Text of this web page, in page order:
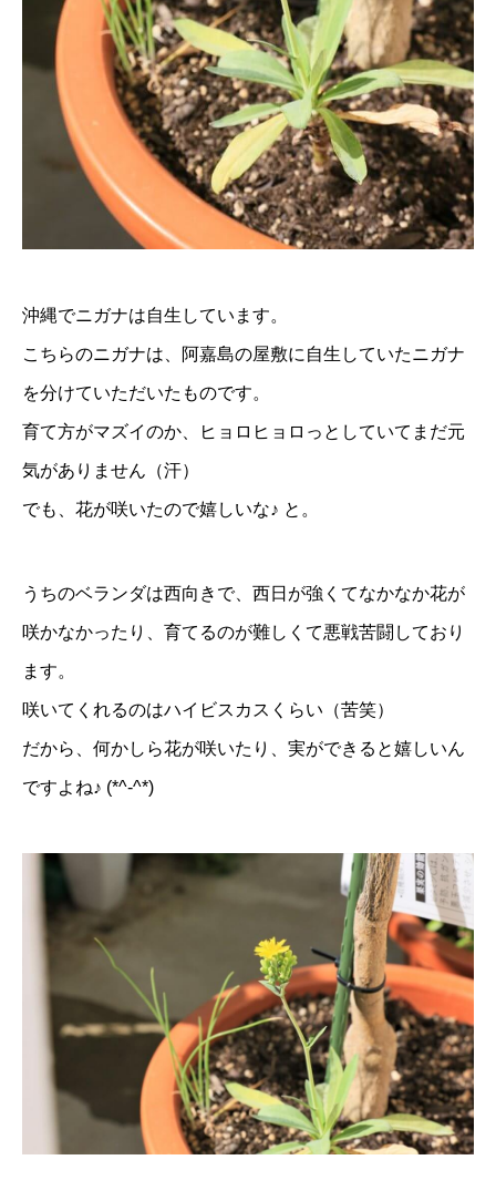
沖縄でニガナは自生しています。
こちらのニガナは、阿嘉島の屋敷に自生していたニガナ
を分けていただいたものです。
育て方がマズイのか、ヒョロヒョロっとしていてまだ元
気がありません（汗）
でも、花が咲いたので嬉しいな♪ と。
うちのベランダは西向きで、西日が強くてなかなか花が
咲かなかったり、育てるのが難しくて悪戦苦闘しており
ます。
咲いてくれるのはハイビスカスくらい（苦笑）
だから、何かしら花が咲いたり、実ができると嬉しいん
ですよね♪ (*^-^*)